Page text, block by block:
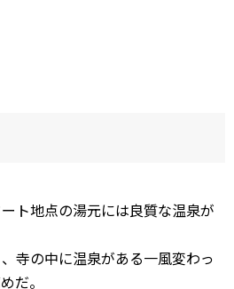
ト地点の湯元には良質な温泉が
寺の中に温泉がある一風変わっ
だ。